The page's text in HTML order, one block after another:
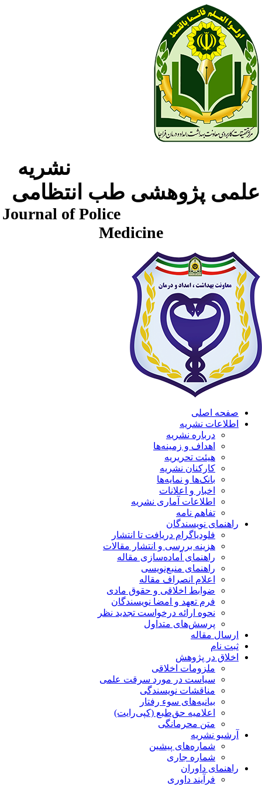
نشریه
پژوهشی طب انتظامی
Journal of Police
Medicine
صفحه اصلی
اطلاعات نشریه
درباره نشریه
اهداف و زمینه‌ها
هیئت تحریریه
کارکنان نشریه
بانک‌ها و نمایه‌ها
اخبار و اعلانات
اطلاعات آماری نشریه
تفاهم نامه
راهنمای نویسندگان
فلودیاگرام دریافت تا انتشار
هزینه بررسی و انتشار مقالات
راهنمای آماده‌سازی مقاله
راهنمای منبع‌نویسی
اعلام انصراف مقاله
ضوابط اخلاقی و حقوق مادی
فرم تعهد و امضا نویسندگان
نحوه ارائه درخواست تجدید نظر
پرسش‌های متداول
ارسال مقاله
ثبت نام
اخلاق در پژوهش
ملزومات اخلاقی
سیاست در مورد سرقت علمی
مناقشات نویسندگی
بیانیه‌های سوء رفتار
اعلامیه حق‌طبع (کپی‌رایت)
متن محرمانگی
آرشیو نشریه
شماره‌های پیشین
شماره جاری
راهنمای داوران
فرآیند داوری